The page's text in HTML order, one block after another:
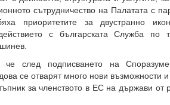
сътрудничество на Палатата с
приоритетите за двустранно
с българската Служба по
след подписването на
се отварят много нови възможности и
за членството в ЕС на държави от